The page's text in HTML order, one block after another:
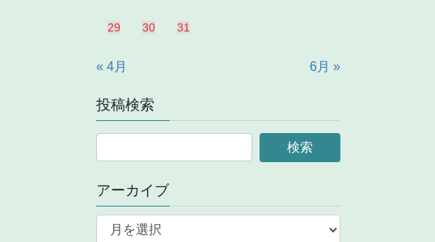
29 30 31
« 4月 6月 »
投稿検索
アーカイブ
ア